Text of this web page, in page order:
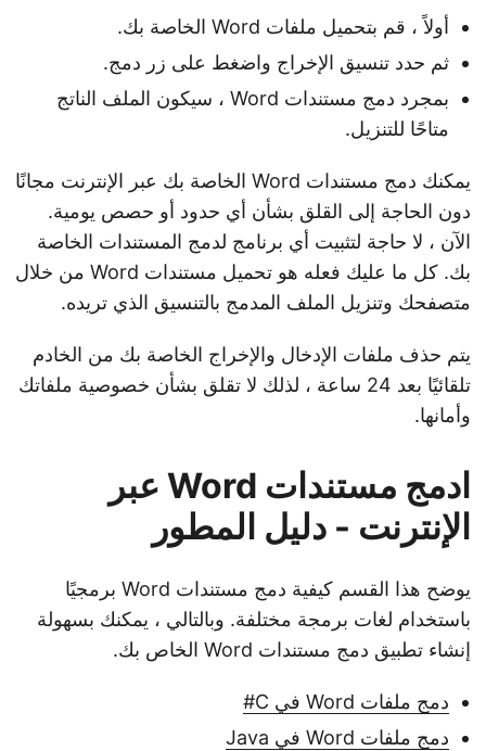
أولاً ، قم بتحميل ملفات Word الخاصة بك.
ثم حدد تنسيق الإخراج واضغط على زر دمج.
بمجرد دمج مستندات Word ، سيكون الملف الناتج
متاحًا للتنزيل.
يمكنك دمج مستندات Word الخاصة بك عبر الإنترنت مجانًا
دون الحاجة إلى القلق بشأن أي حدود أو حصص يومية.
الآن ، لا حاجة لتثبيت أي برنامج لدمج المستندات الخاصة
بك. كل ما عليك فعله هو تحميل مستندات Word من خلال
متصفحك وتنزيل الملف المدمج بالتنسيق الذي تريده.
يتم حذف ملفات الإدخال والإخراج الخاصة بك من الخادم
تلقائيًا بعد 24 ساعة ، لذلك لا تقلق بشأن خصوصية ملفاتك
وأمانها.
ادمج مستندات Word عبر
الإنترنت - دليل المطور
يوضح هذا القسم كيفية دمج مستندات Word برمجيًا
باستخدام لغات برمجة مختلفة. وبالتالي ، يمكنك بسهولة
إنشاء تطبيق دمج مستندات Word الخاص بك.
دمج ملفات Word في C#
دمج ملفات Word في Java